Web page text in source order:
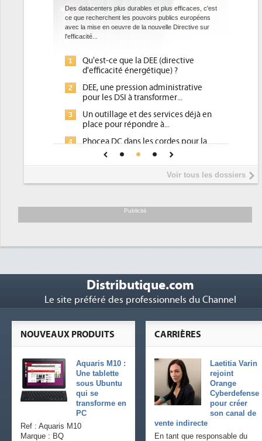
Des datacenters plus durables et plus efficaces, c'est
ce que recherchent les pouvoirs publics européens
avec la mise en oeuvre de la nouvelle Directive sur
l'efficacité...
1
Qu'est-ce que la DEE (directive
d'efficacité énergétique) ?
2
DEE, une pression administrative
pour les DSI à transformer...
3
Un outillage et des services déjà en
place pour répondre à...
4
Phocea DC dans les cordes pour la
Interview de Fabrice Coquio,
président de Digital Realty...
soutient les...
Voir tous les dossiers
Publicité
Distributique.com
Le site préféré des professionnels du Channel
CARRIÈRES
Laetitia Varin
rejoint
Orange
Cyberdefense
pour créer
son canal de
vente indirecte
En tant que responsable du
NOUVEAUX PRODUITS
Aquaris M10 :
Une tablette
sous Ubuntu
qui se
transforme en
PC
Ref : Aquaris M10
Marque : BQ